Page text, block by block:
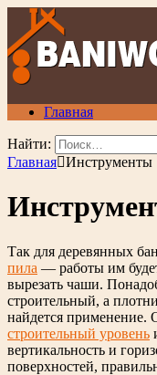
Главная
Найти:
Главная Инструменты
Так для деревянных
пила — работы им
вырезать чаши.
строительный, а
найдется применение.
строительный уровень
вертикальность и
поверхностей,